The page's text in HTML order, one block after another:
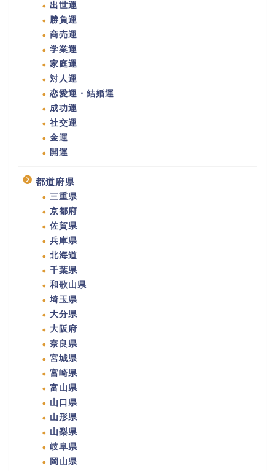
出世運
勝負運
商売運
学業運
家庭運
対人運
恋愛運・結婚運
成功運
社交運
金運
開運
都道府県
三重県
京都府
佐賀県
兵庫県
北海道
千葉県
和歌山県
埼玉県
大分県
大阪府
奈良県
宮城県
宮崎県
富山県
山口県
山形県
山梨県
岐阜県
岡山県